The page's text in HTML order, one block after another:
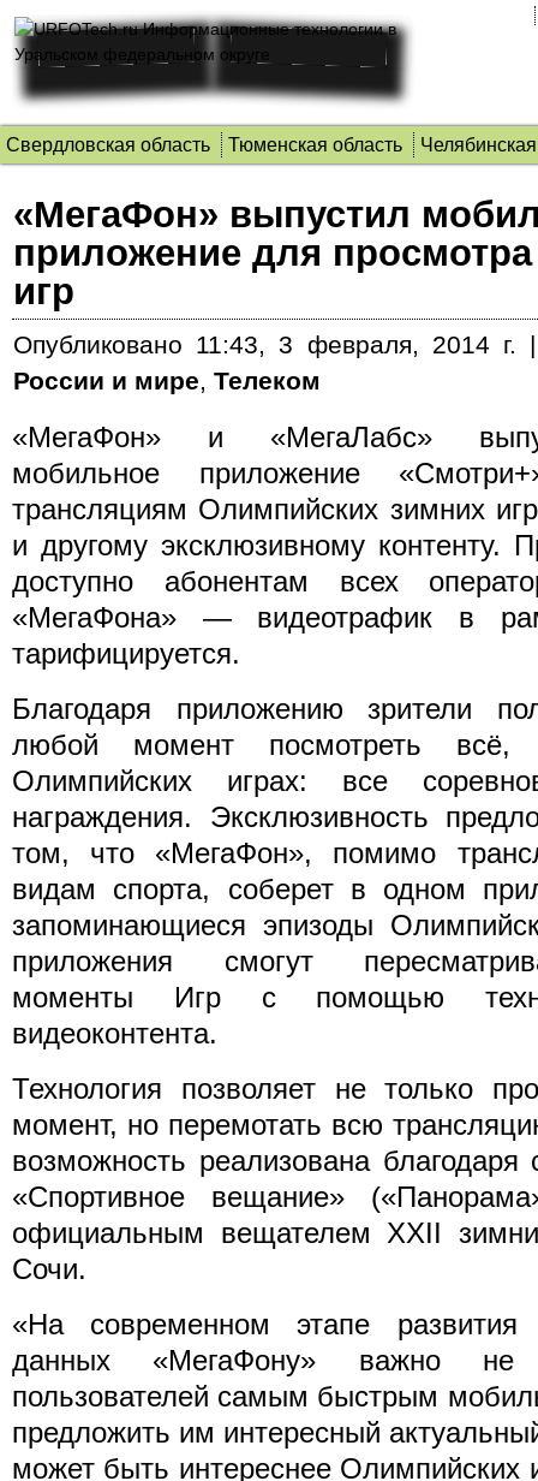
Свердловская область Тюменская область
«МегаФон» выпустил
приложение для
игр
Опубликовано 11:43, 3 февраля, 2014 г.
России и мире, Телеком
«МегаФон» и «МегаЛабс»
мобильное приложение
трансляциям Олимпийских зимних
и другому эксклюзивному контенту.
доступно абонентам всех
«МегаФона» — видеотрафик в
тарифицируется.
Благодаря приложению зрители
любой момент посмотреть всё,
Олимпийских играх: все
награждения. Эксклюзивность
том, что «МегаФон», помимо
видам спорта, соберет в одном
запоминающиеся эпизоды
приложения смогут
моменты Игр с помощью
видеоконтента.
Технология позволяет не только
момент, но перемотать всю
возможность реализована
«Спортивное вещание»
официальным вещателем ХХII
Сочи.
«На современном этапе развития
данных «МегаФону» важно не
пользователей самым быстрым
предложить им интересный
может быть интереснее Олимпийских